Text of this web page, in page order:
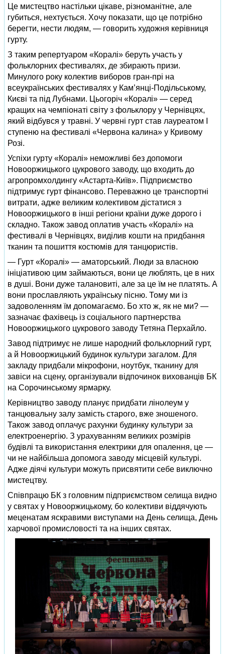
Це мистецтво настільки цікаве, різноманітне, але
губиться, нехтується. Хочу показати, що це потрібно
берегти, нести людям, — говорить художня керівниця
гурту.
З таким репертуаром «Коралі» беруть участь у
фольклорних фестивалях, де збирають призи.
Минулого року колектив виборов гран-прі на
всеукраїнських фестивалях у Кам’янці-Подільському,
Києві та під Лубнами. Цьогоріч «Коралі» — серед
кращих на чемпіонаті світу з фольклору у Чернівцях,
який відбувся у травні. У червні гурт став лауреатом І
ступеню на фестивалі «Червона калина» у Кривому
Розі.
Успіхи гурту «Коралі» неможливі без допомоги
Новооржицького цукрового заводу, що входить до
агропромхолдингу «Астарта-Київ». Підприємство
підтримує гурт фінансово. Переважно це транспортні
витрати, адже великим колективом дістатися з
Новооржицького в інші регіони країни дуже дорого і
складно. Також завод оплатив участь «Коралі» на
фестивалі в Чернівцях, виділив кошти на придбання
тканин та пошиття костюмів для танцюристів.
— Гурт «Коралі» — аматорський. Люди за власною
ініціативою цим займаються, вони це люблять, це в них
в душі. Вони дуже талановиті, але за це їм не платять. А
вони прославляють українську пісню. Тому ми із
задоволенням їм допомагаємо. Бо хто ж, як не ми? —
зазначає фахівець із соціального партнерства
Новооржицького цукрового заводу Тетяна Перхайло.
Завод підтримує не лише народний фольклорний гурт,
а й Новооржицький будинок культури загалом. Для
закладу придбали мікрофони, ноутбук, тканину для
завіси на сцену, організували відпочинок вихованців БК
на Сорочинському ярмарку.
Керівництво заводу планує придбати лінолеум у
танцювальну залу замість старого, вже зношеного.
Також завод оплачує рахунки будинку культури за
електроенергію. З урахуванням великих розмірів
будівлі та використання електрики для опалення, це —
чи не найбільша допомога заводу місцевій культурі.
Адже діячі культури можуть присвятити себе виключно
мистецтву.
Співпрацю БК з головним підприємством селища видно
у святах у Новооржицькому, бо колективи віддячують
меценатам яскравими виступами на День селища, День
харчової промисловості та на інших святах.